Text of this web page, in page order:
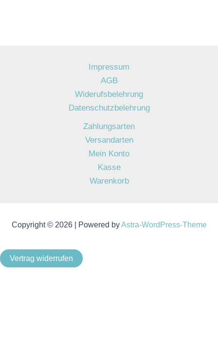
Impressum
AGB
Widerufsbelehrung
Datenschutzbelehrung
Zahlungsarten
Versandarten
Mein Konto
Kasse
Warenkorb
Copyright © 2026 | Powered byAstra-WordPress-Theme
Vertrag widerrufen